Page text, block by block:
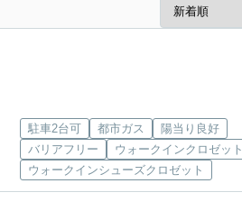
駐車2台可 都市ガス
陽当り良好
バリアフリー
ウォークインクロゼット
ウォークインシューズクロゼット